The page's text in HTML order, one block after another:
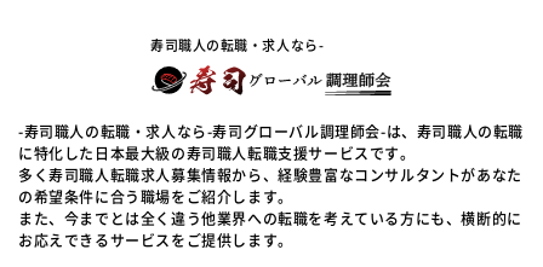
寿司職人の転職・求人なら-
-寿司職人の転職・求人なら-寿司グローバル調理師会-は、寿司職人の転職
に特化した日本最大級の寿司職人転職支援サービスです。
多く寿司職人転職求人募集情報から、経験豊富なコンサルタントがあなた
の希望条件に合う職場をご紹介します。
また、今までとは全く違う他業界への転職を考えている方にも、横断的に
お応えできるサービスをご提供します。